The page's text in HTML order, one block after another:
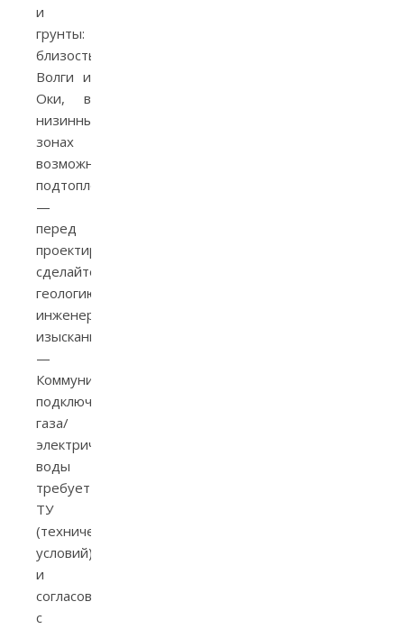
и
грунты:
близость
Волги и
Оки, в
низинных
зонах
возможны
подтопления
—
перед
проектированием
сделайте
геологию/
инженерно‑геодезические
изыскания.
—
Коммуникации:
подключение
газа/
электричества/
воды
требует
ТУ
(технических
условий)
и
согласований
с